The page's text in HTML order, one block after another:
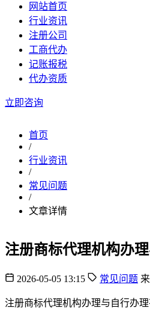
网站首页
行业资讯
注册公司
工商代办
记账报税
代办资质
立即咨询
首页
/
行业资讯
/
常见问题
/
文章详情
注册商标代理机构办
2026-05-05 13:15 常见问题
注册商标代理机构办理与自行办